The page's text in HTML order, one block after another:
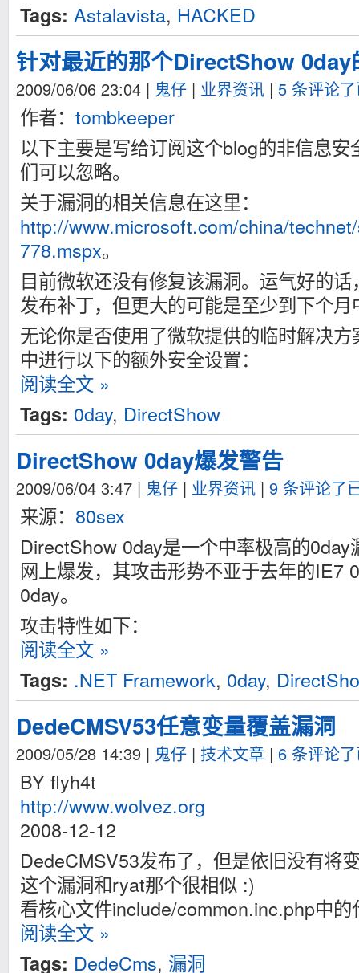
Tags: Astalavista, HACKED
针对最近的那个DirectShow 0day
2009/06/06 23:04 | 鬼仔 | 业界资讯 | 5 条评论
作者： tombkeeper
以下主要是写给订阅这个blog的非信息
们可以忽略。
关于漏洞的相关信息在这里：
http://www.microsoft.com/china/
778.mspx。
目前微软还没有修复该漏洞。运气好的
发布补丁，但更大的可能是至少到下个
无论你是否使用了微软提供的临时解决
中进行以下的额外安全设置：
阅读全文 »
Tags: 0day, DirectShow
DirectShow 0day爆发警告
2009/06/04 3:47 | 鬼仔 | 业界资讯 | 9 条评论了
来源： 80sex
DirectShow 0day是一个中率极高的0day
网上爆发，其攻击形势不亚于去年的IE7
0day。
攻击特性如下：
阅读全文 »
Tags: .NET Framework, 0day,
DedeCMSV53任意变量覆盖漏洞
2009/05/28 14:39 | 鬼仔 | 技术文章 | 6 条评论
BY flyh4t
http://www.wolvez.org
2008-12-12
DedeCMSV53发布了，但是依旧没有将
这个漏洞和ryat那个很相似 :)
看核心文件include/common.inc.php中的
阅读全文 »
Tags: DedeCms, 漏洞